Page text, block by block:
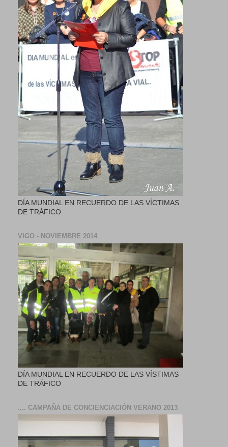
DÍA MUNDIAL EN RECUERDO DE LAS VÍCTIMAS
DE TRÁFICO
VIGO - NOVIEMBRE 2014
DÍA MUNDIAL EN RECUERDO DE LAS VÍSTIMAS
DE TRÁFICO
.... CAMPAÑA DE CONCIENCIACIÓN VERANO 2013